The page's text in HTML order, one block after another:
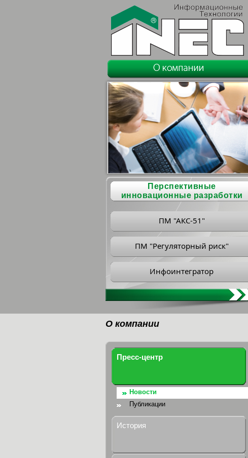
Перспективные
инновационные разработки
ПМ "АКС-51"
ПМ "Регуляторный риск"
Инфоинтегратор
О компании
Пресс-центр
Новости
Публикации
История